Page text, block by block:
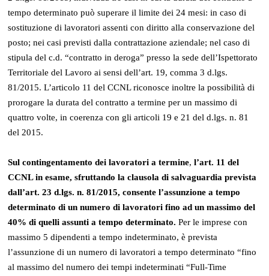
tempo determinato può superare il limite dei 24 mesi: in caso di
sostituzione di lavoratori assenti con diritto alla conservazione del
posto; nei casi previsti dalla contrattazione aziendale; nel caso di
stipula del c.d. “contratto in deroga” presso la sede dell’Ispettorato
Territoriale del Lavoro ai sensi dell’art. 19, comma 3 d.lgs.
81/2015. L’articolo 11 del CCNL riconosce inoltre la possibilità di
prorogare la durata del contratto a termine per un massimo di
quattro volte, in coerenza con gli articoli 19 e 21 del d.lgs. n. 81
del 2015.
Sul contingentamento dei lavoratori a termine,l’art. 11 del
CCNL in esame, sfruttando la clausola di salvaguardia prevista
dall’art. 23 d.lgs. n. 81/2015, consente l’assunzione a tempo
determinato di un numero di lavoratori fino ad un massimo del
40% di quelli assunti a tempo determinato. Per le imprese con
massimo 5 dipendenti a tempo indeterminato, è prevista
l’assunzione di un numero di lavoratori a tempo determinato “fino
al massimo del numero dei tempi indeterminati “Full-Time